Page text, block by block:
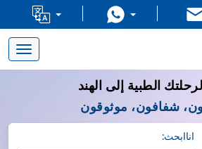
Toggle
navigation
الطبية إلى الهند
شفافون، موثوقون
:اناابحث